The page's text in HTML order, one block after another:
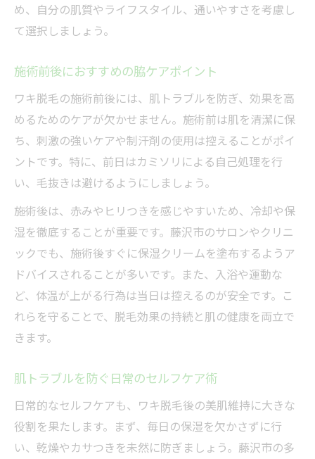
め、自分の肌質やライフスタイル、通いやすさを考慮し
て選択しましょう。
施術前後におすすめの脇ケアポイント
ワキ脱毛の施術前後には、肌トラブルを防ぎ、効果を高
めるためのケアが欠かせません。施術前は肌を清潔に保
ち、刺激の強いケアや制汗剤の使用は控えることがポイ
ントです。特に、前日はカミソリによる自己処理を行
い、毛抜きは避けるようにしましょう。
施術後は、赤みやヒリつきを感じやすいため、冷却や保
湿を徹底することが重要です。藤沢市のサロンやクリニ
ックでも、施術後すぐに保湿クリームを塗布するようア
ドバイスされることが多いです。また、入浴や運動な
ど、体温が上がる行為は当日は控えるのが安全です。こ
れらを守ることで、脱毛効果の持続と肌の健康を両立で
きます。
肌トラブルを防ぐ日常のセルフケア術
日常的なセルフケアも、ワキ脱毛後の美肌維持に大きな
役割を果たします。まず、毎日の保湿を欠かさずに行
い、乾燥やカサつきを未然に防ぎましょう。藤沢市の多